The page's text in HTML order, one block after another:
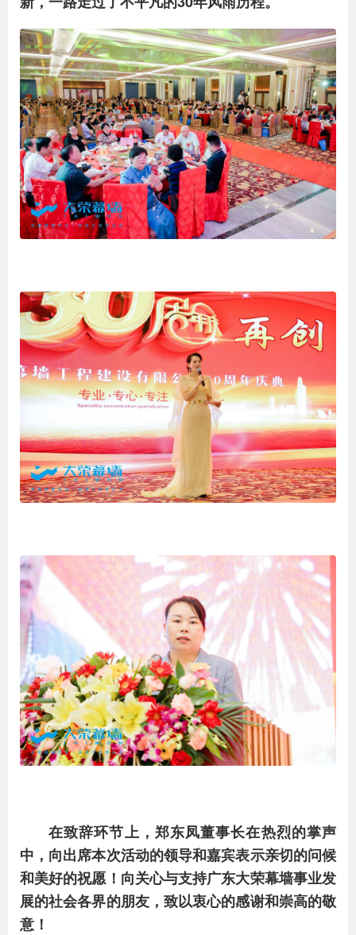
在致辞环节上，郑东凤董事长在热烈的掌声
中，向出席本次活动的领导和嘉宾表示亲切的问候
和美好的祝愿！向关心与支持广东大荣幕墙事业发
展的社会各界的朋友，致以衷心的感谢和崇高的敬
意！